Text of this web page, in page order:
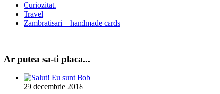
Curiozitati
Travel
Zambratisari – handmade cards
Ar putea sa-ti placa...
29 decembrie 2018